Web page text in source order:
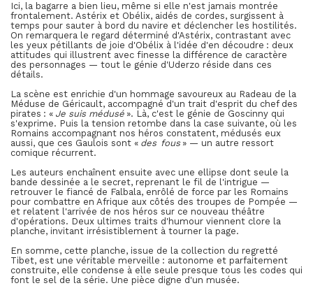
Ici, la bagarre a bien lieu, même si elle n'est jamais montrée
frontalement. Astérix et Obélix, aidés de cordes, surgissent à
temps pour sauter à bord du navire et déclencher les hostilités.
On remarquera le regard déterminé d'Astérix, contrastant avec
les yeux pétillants de joie d'Obélix à l'idée d'en découdre : deux
attitudes qui illustrent avec finesse la différence de caractère
des personnages — tout le génie d'Uderzo réside dans ces
détails.
La scène est enrichie d'un hommage savoureux au Radeau de la
Méduse de Géricault, accompagné d'un trait d'esprit du chef des
pirates : « Je suis médusé ». Là, c'est le génie de Goscinny qui
s'exprime. Puis la tension retombe dans la case suivante, où les
Romains accompagnant nos héros constatent, médusés eux
aussi, que ces Gaulois sont « des fous » — un autre ressort
comique récurrent.
Les auteurs enchaînent ensuite avec une ellipse dont seule la
bande dessinée a le secret, reprenant le fil de l'intrigue —
retrouver le fiancé de Falbala, enrôlé de force par les Romains
pour combattre en Afrique aux côtés des troupes de Pompée —
et relatent l'arrivée de nos héros sur ce nouveau théâtre
d'opérations. Deux ultimes traits d'humour viennent clore la
planche, invitant irrésistiblement à tourner la page.
En somme, cette planche, issue de la collection du regretté
Tibet, est une véritable merveille : autonome et parfaitement
construite, elle condense à elle seule presque tous les codes qui
font le sel de la série. Une pièce digne d'un musée.